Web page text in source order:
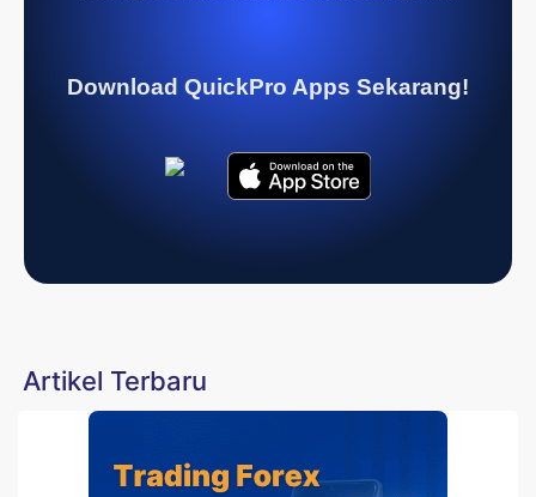
Download QuickPro Apps Sekarang!
Artikel Terbaru